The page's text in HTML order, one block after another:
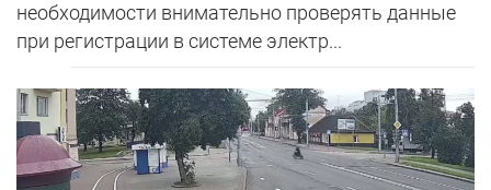
необходимости внимательно проверять данные
при регистрации в системе электр...